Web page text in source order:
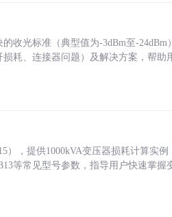
收光标准（典型值为-3dBm至-24dBm
耗、连接器问题）及解决方案，帮助
），提供1000kVA变压器损耗计算实例
等常见型号参数，指导用户快速掌握